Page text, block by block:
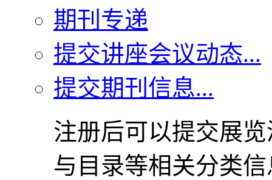
期刊专递
提交讲座会议动态...
提交期刊信息...
注册后可以提交展
与目录等相关分类